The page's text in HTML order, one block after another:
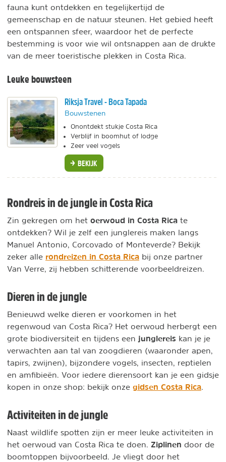
fauna kunt ontdekken en tegelijkertijd de
gemeenschap en de natuur steunen. Het gebied heeft
een ontspannen sfeer, waardoor het de perfecte
bestemming is voor wie wil ontsnappen aan de drukte
van de meer toeristische plekken in Costa Rica.
Leuke bouwsteen
Riksja Travel - Boca Tapada
Bouwstenen
Onontdekt stukje Costa Rica
Verblijf in boomhut of lodge
Zeer veel vogels
BEKIJK
Rondreis in de jungle in Costa Rica
Zin gekregen om het oerwoud in Costa Rica te
ontdekken? Wil je zelf een junglereis maken langs
Manuel Antonio, Corcovado of Monteverde? Bekijk
zeker alle rondreizen in Costa Rica bij onze partner
Van Verre, zij hebben schitterende voorbeeldreizen.
Dieren in de jungle
Benieuwd welke dieren er voorkomen in het
regenwoud van Costa Rica? Het oerwoud herbergt een
grote biodiversiteit en tijdens een junglereis kan je je
verwachten aan tal van zoogdieren (waaronder apen,
tapirs, zwijnen), bijzondere vogels, insecten, reptielen
en amfibieën. Voor iedere dierensoort kan je een gidsje
kopen in onze shop: bekijk onze gidsen Costa Rica
Activiteiten in de jungle
Naast wildlife spotten zijn er meer leuke activiteiten in
het oerwoud van Costa Rica te doen. Ziplinen door de
boomtoppen bijvoorbeeld. Je vliegt door het